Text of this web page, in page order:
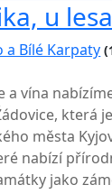
u lesa
a Bílé Karpaty
a vína
která
města
nabízí
jako